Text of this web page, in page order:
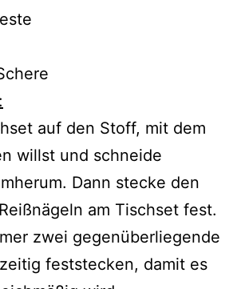
auf den Stoff, mit dem
willst und schneide
Dann stecke den
am Tischset fest.
zwei gegenüberliegende
feststecken, damit es